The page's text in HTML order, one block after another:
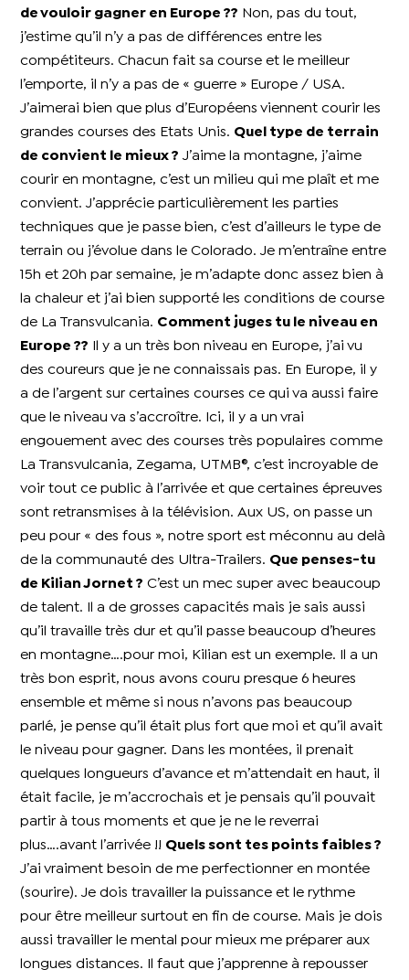
de vouloir gagner en Europe ?? Non, pas du tout,
j’estime qu’il n’y a pas de différences entre les
compétiteurs. Chacun fait sa course et le meilleur
l’emporte, il n’y a pas de « guerre » Europe / USA.
J’aimerai bien que plus d’Européens viennent courir les
grandes courses des Etats Unis. Quel type de terrain
de convient le mieux ? J’aime la montagne, j’aime
courir en montagne, c’est un milieu qui me plaît et me
convient. J’apprécie particulièrement les parties
techniques que je passe bien, c’est d’ailleurs le type de
terrain ou j’évolue dans le Colorado. Je m’entraîne entre
15h et 20h par semaine, je m’adapte donc assez bien à
la chaleur et j’ai bien supporté les conditions de course
de La Transvulcania. Comment juges tu le niveau en
Europe ??
Il y a un très bon niveau en Europe, j’ai vu
des coureurs que je ne connaissais pas. En Europe, il y
a de l’argent sur certaines courses ce qui va aussi faire
que le niveau va s’accroître.
Ici, il y a un vrai
engouement avec des courses très populaires comme
La Transvulcania, Zegama, UTMB®, c’est incroyable de
voir tout ce public à l’arrivée et que certaines épreuves
sont retransmises à la télévision. Aux US, on passe un
peu pour « des fous », notre sport est méconnu au delà
de la communauté des Ultra-Trailers. Que penses-tu
de Kilian Jornet ? C’est un mec super avec beaucoup
de talent.
Il a de grosses capacités mais je sais aussi
qu’il travaille très dur et qu’il passe beaucoup d’heures
en montagne….pour moi, Kilian est un exemple.
Il a un
très bon esprit, nous avons couru presque 6 heures
ensemble et même si nous n’avons pas beaucoup
parlé, je pense qu’il était plus fort que moi et qu’il avait
le niveau pour gagner.
Dans les montées, il prenait
quelques longueurs d’avance et m’attendait en haut, il
était facile, je m’accrochais et je pensais qu’il pouvait
partir à tous moments et que je ne le reverrai
plus….avant l’arrivée !! Quels sont tes points faibles ?
J’ai vraiment besoin de me perfectionner en montée
(sourire). Je dois travailler la puissance et le rythme
pour être meilleur surtout en fin de course. Mais je dois
aussi travailler le mental pour mieux me préparer aux
longues distances.
Il faut que j’apprenne à repousser